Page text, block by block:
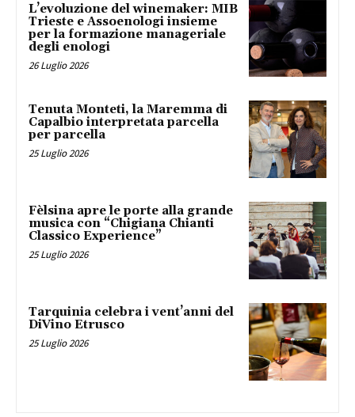
L’evoluzione del winemaker: MIB
Trieste e Assoenologi insieme
per la formazione manageriale
degli enologi
26 Luglio 2026
Tenuta Monteti, la Maremma di
Capalbio interpretata parcella
per parcella
25 Luglio 2026
Fèlsina apre le porte alla grande
musica con “Chigiana Chianti
Classico Experience”
25 Luglio 2026
Tarquinia celebra i vent’anni del
DiVino Etrusco
25 Luglio 2026